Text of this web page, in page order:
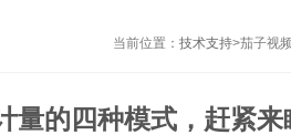
当前位置： 技术支持>茄子视
量的四种模式，赶紧来